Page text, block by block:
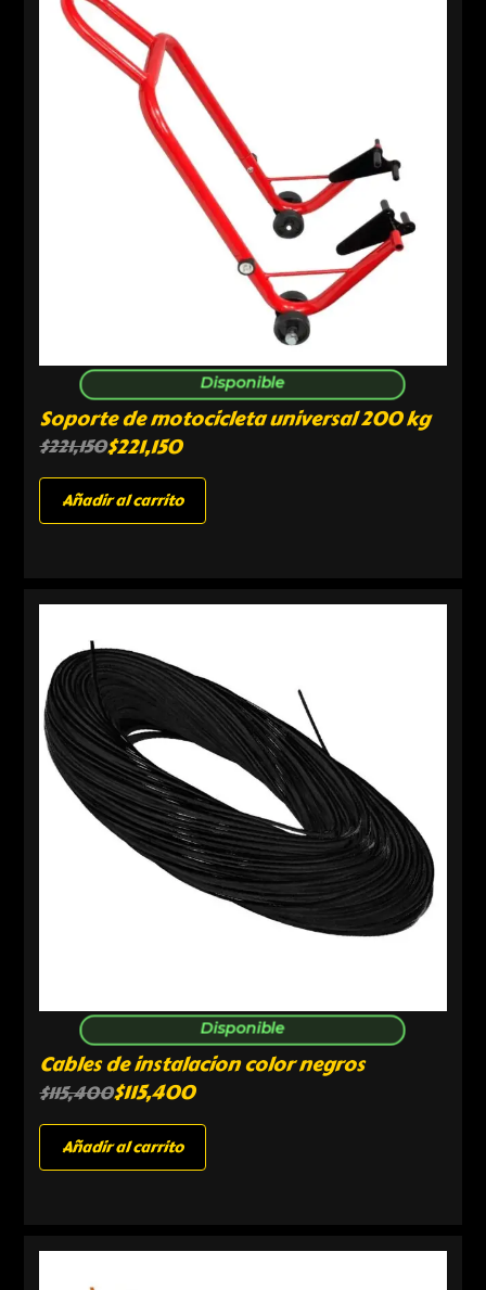
Disponible
Soporte de motocicleta universal 200 kg
$221,150$221,150
Añadir al carrito
Disponible
Cables de instalacion color negros
$115,400$115,400
Añadir al carrito